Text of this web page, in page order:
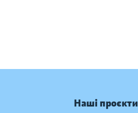
Наші проєкти